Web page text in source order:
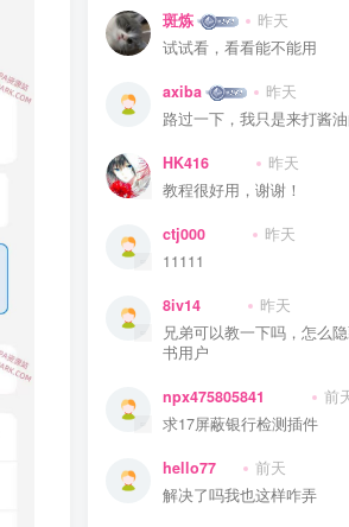
斑炼 昨天
试试看，看看能不能用
axiba 昨天
路过一下，我只是来打酱油
HK416 昨天
教程很好用，谢谢！
ctj000 昨天
11111
8iv14 昨天
兄弟可以教一下吗，怎么
书用户
npx475805841 前
求17屏蔽银行检测插件
hello77 前天
解决了吗我也这样咋弄